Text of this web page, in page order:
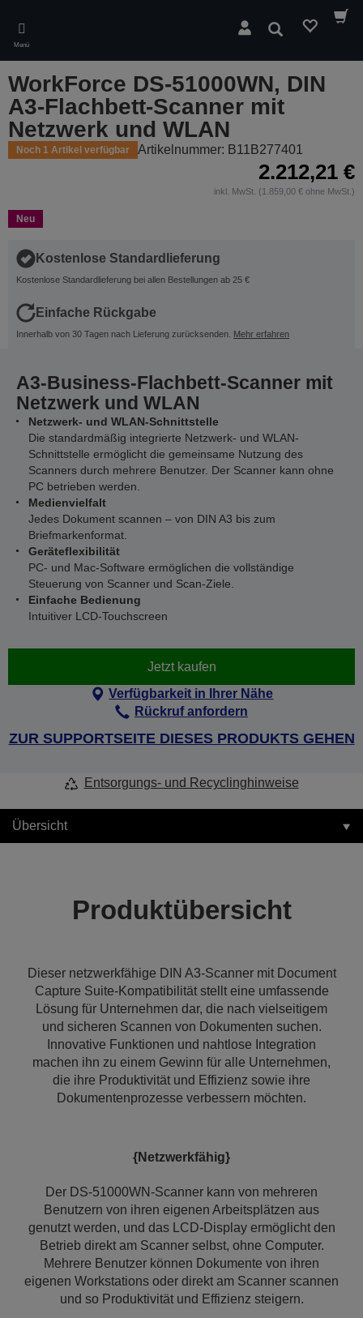
main
content
Menü
Suchen
WorkForce DS-51000WN, DIN
A3-Flachbett-Scanner mit
Netzwerk und WLAN
Noch 1 Artikel verfügbar Artikelnummer: B11B277401
2.212,21 €
inkl. MwSt. (1.859,00 € ohne MwSt.)
Neu
Kostenlose Standardlieferung
Kostenlose Standardlieferung bei allen Bestellungen ab 25 €
Einfache Rückgabe
Innerhalb von 30 Tagen nach Lieferung zurücksenden. Mehr erfahren
A3-Business-Flachbett-Scanner mit
Netzwerk und WLAN
Netzwerk- und WLAN-Schnittstelle
Die standardmäßig integrierte Netzwerk- und WLAN-
Schnittstelle ermöglicht die gemeinsame Nutzung des
Scanners durch mehrere Benutzer. Der Scanner kann ohne
PC betrieben werden.
Medienvielfalt
Jedes Dokument scannen – von DIN A3 bis zum
Briefmarkenformat.
Geräteflexibilität
PC- und Mac-Software ermöglichen die vollständige
Steuerung von Scanner und Scan-Ziele.
Einfache Bedienung
Intuitiver LCD-Touchscreen
Jetzt kaufen
Verfügbarkeit in Ihrer Nähe
Rückruf anfordern
ZUR SUPPORTSEITE DIESES PRODUKTS GEHEN
Entsorgungs- und Recyclinghinweise
Übersicht
Produktübersicht
Dieser netzwerkfähige DIN A3-Scanner mit Document
Capture Suite-Kompatibilität stellt eine umfassende
Lösung für Unternehmen dar, die nach vielseitigem
und sicheren Scannen von Dokumenten suchen.
Innovative Funktionen und nahtlose Integration
machen ihn zu einem Gewinn für alle Unternehmen,
die ihre Produktivität und Effizienz sowie ihre
Dokumentenprozesse verbessern möchten.
{Netzwerkfähig}
Der DS-51000WN-Scanner kann von mehreren
Benutzern von ihren eigenen Arbeitsplätzen aus
genutzt werden, und das LCD-Display ermöglicht den
Betrieb direkt am Scanner selbst, ohne Computer.
Mehrere Benutzer können Dokumente von ihren
eigenen Workstations oder direkt am Scanner scannen
und so Produktivität und Effizienz steigern.